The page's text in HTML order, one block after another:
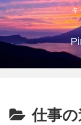
キ
仕事